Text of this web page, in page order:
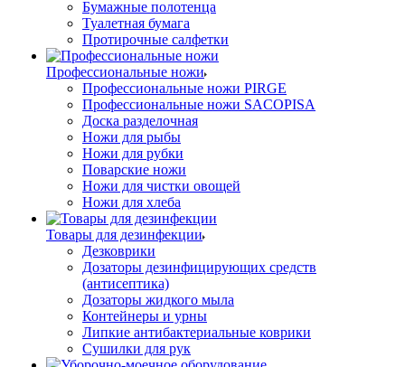
Бумажные полотенца
Туалетная бумага
Протирочные салфетки
Профессиональные ножи
Профессиональные ножи PIRGE
Профессиональные ножи SACOPISA
Доска разделочная
Ножи для рыбы
Ножи для рубки
Поварские ножи
Ножи для чистки овощей
Ножи для хлеба
Товары для дезинфекции
Дезковрики
Дозаторы дезинфицирующих средств
(антисептика)
Дозаторы жидкого мыла
Контейнеры и урны
Липкие антибактериальные коврики
Сушилки для рук